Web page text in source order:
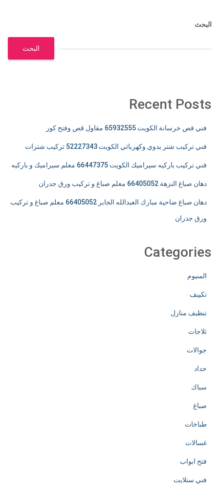
البحث
البحث
Recent Posts
فني قص خرسانة الكويت 65932555 مقاول قص وفتح كور
فني تركيب شتر يدوي وكهربائي الكويت 52227343 تركيب شترات
فني تركيب باركيه سيراميك الكويت 66447375 معلم سيراميك و باركيه
دهان صباغ النزهة 66405052 معلم صباغ و تركيب ورق جدران
دهان صباغ ضاحية مبارك العبدالله الجابر 66405052 معلم صباغ و تركيب
ورق جدران
Categories
المنيوم
تكييف
تنظيف منازل
ثلاجات
جوالات
حداد
سباك
صباغ
طباخات
غسالات
فتح ابواب
فني ستلايت